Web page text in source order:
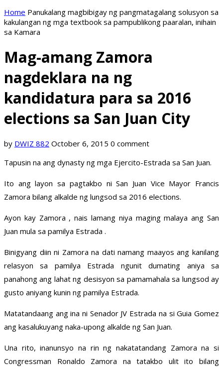
Home Panukalang magbibigay ng pangmatagalang solusyon sa
kakulangan ng mga textbook sa pampublikong paaralan, inihain
sa Kamara
Mag-amang Zamora
nagdeklara na ng
kandidatura para sa 2016
elections sa San Juan City
by DWIZ 882 October 6, 2015 0 comment
Tapusin na ang dynasty ng mga Ejercito-Estrada sa San Juan.
Ito ang layon sa pagtakbo ni San Juan Vice Mayor Francis
Zamora bilang alkalde ng lungsod sa 2016 elections.
Ayon kay Zamora , nais lamang niya maging malaya ang San
Juan mula sa pamilya Estrada .
Binigyang diin ni Zamora na dati namang maayos ang kanilang
relasyon sa pamilya Estrada ngunit dumating aniya sa
panahong ang lahat ng desisyon sa pamamahala sa lungsod ay
gusto aniyang kunin ng pamilya Estrada.
Matatandaang ang ina ni Senador JV Estrada na si Guia Gomez
ang kasalukuyang naka-upong alkalde ng San Juan.
Una rito, inanunsyo na rin ng nakatatandang Zamora na si
Congressman Ronaldo Zamora na tatakbo ulit ito bilang